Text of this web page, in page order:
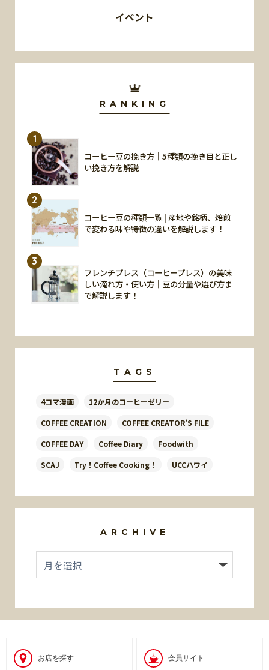
イベント
RANKING
1
コーヒー豆の挽き方｜5種類の挽き目と正し
い挽き方を解説
2
コーヒー豆の種類一覧 | 産地や銘柄、焙煎
で変わる味や特徴の違いを解説します！
3
フレンチプレス（コーヒープレス）の美味
しい淹れ方・使い方｜豆の分量や選び方ま
で解説します！
TAGS
4コマ漫画 12か月のコーヒーゼリー
COFFEE CREATION COFFEE CREATOR’S FILE
COFFEE DAY Coffee Diary Foodwith
SCAJ Try！Coffee Cooking！ UCCハワイ
ARCHIVE
お店を探す 会員サイト